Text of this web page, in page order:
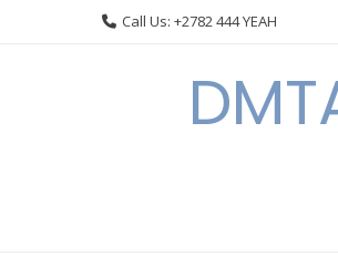
Call Us: +2782 444 YEAH